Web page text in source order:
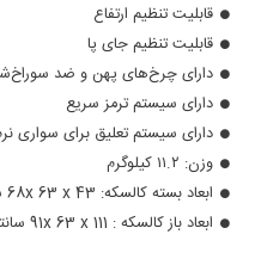
قابلیت تنظیم ارتفاع
قابلیت تنظیم جای پا
دارای چرخ‌های پهن و ضد
دارای سیستم ترمز سریع
دارای سیستم تعلیق برای سواری
وزن: ۱۱.۲ کیلوگرم
ابعاد بسته کالسکه: 68x 63 x 43 سانتی متر
ابعاد باز کالسکه : 91x 63 x 111 سانتی متر